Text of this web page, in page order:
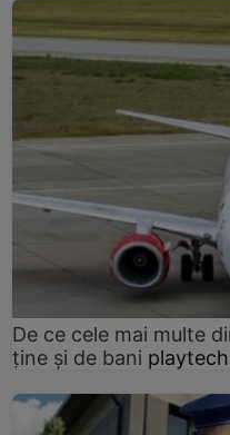
De ce cele mai multe
ține și de bani